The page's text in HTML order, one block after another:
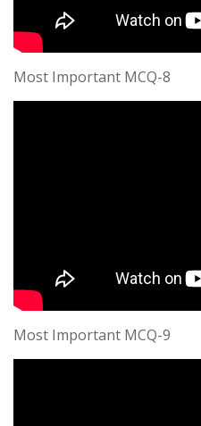
Most Important MCQ-8
Most Important MCQ-9